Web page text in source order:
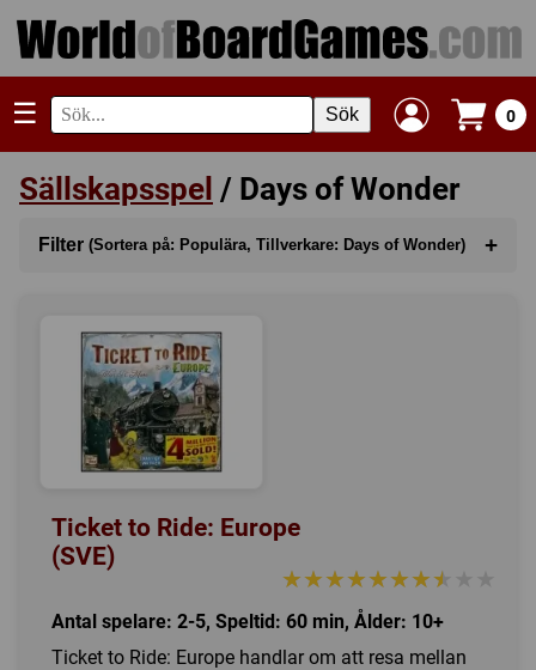
☰ Sök 0
Sällskapsspel / Days of Wonder
Filter (Sortera på: Populära, Tillverkare: Days of Wonder) +
Kategori
Serie
Tillverkare(Days of Wonder)
Expansioner
I lager
Ticket to Ride: Europe
(SVE)
★★★★★★★★★★
★★★★★★★★★★
Antal spelare: 2-5, Speltid: 60 min, Ålder: 10+
Ticket to Ride: Europe handlar om att resa mellan